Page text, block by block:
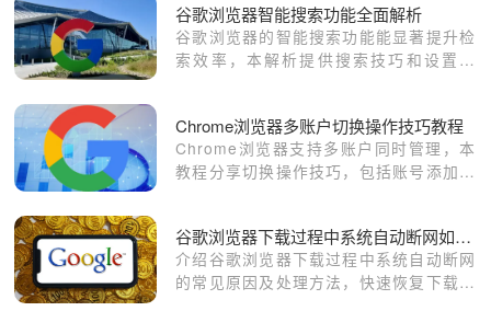
谷歌浏览器智能搜索功能全面解析
谷歌浏览器的智能搜索功能能显著提升检
索效率，本解析提供搜索技巧和设置方
Chrome浏览器多账户切换操作技巧教程
Chrome浏览器支持多账户同时管理，本
教程分享切换操作技巧，包括账号添加、
谷歌浏览器下载过程中系统自动断网如何处理
介绍谷歌浏览器下载过程中系统自动断网
的常见原因及处理方法，快速恢复下载连